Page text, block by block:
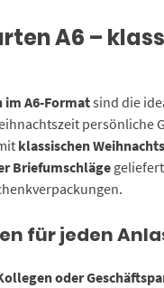
A6 –
im A6-Formatsind die
persönliche
klassischen
Briefumschlägegeliefert
für jeden
oder